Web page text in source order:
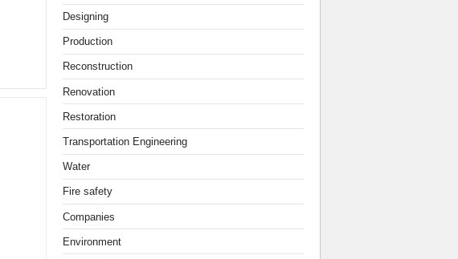
Designing
Production
Reconstruction
Renovation
Restoration
Transportation Engineering
Water
Fire safety
Companies
Environment